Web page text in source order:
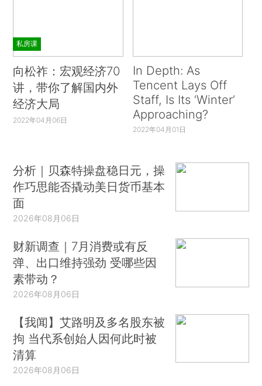
私房课
向松祚：宏观经济70
讲，带你了解国内外
经济大局
2022年04月06日
In Depth: As
Tencent Lays Off
Staff, Is Its ‘Winter’
Approaching?
2022年04月01日
分析｜贝森特操盘稳日元，操
作巧思能否撬动美日货币基本
面
2026年08月06日
财新调查｜7月消费或有反
弹、出口维持强劲 受哪些因
素带动？
2026年08月06日
【我闻】艾路明及多名股东被
拘 当代系创始人因何此时被
清算
2026年08月06日